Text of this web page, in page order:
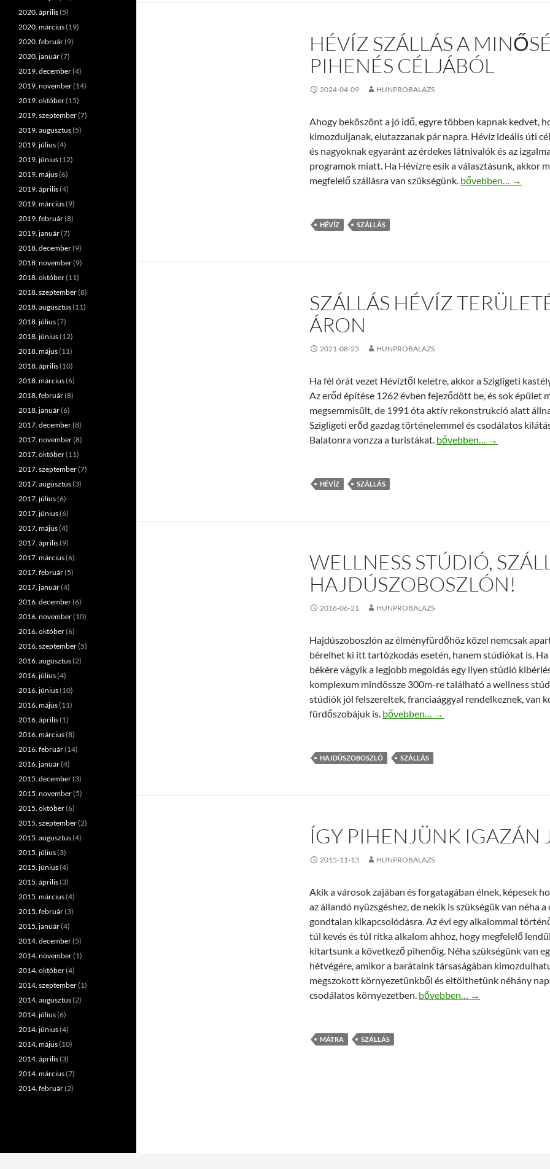
HÉVÍZ SZÁLLÁS A
PIHENÉS CÉLJÁBÓL
2024-04-09 HUNPROBALAZS
Ahogy beköszönt a jó idő, egyre többen kapnak kedvet,
kimozduljanak, elutazzanak pár napra. Hévíz ideális úti
és nagyoknak egyaránt az érdekes látnivalók és az
programok miatt. Ha Hévízre esik a választásunk, akkor
megfelelő szállásra van szükségünk. Hévíz szállás a
bővebben… →
HÉVÍZ SZÁLLÁS
SZÁLLÁS HÉVÍZ
ÁRON
2021-08-25 HUNPROBALAZS
Ha fél órát vezet Hévíztől keletre, akkor a Szigligeti
Az erőd építése 1262 évben fejeződött be, és sok épület
megsemmisült, de 1991 óta aktív rekonstrukció alatt
Szigligeti erőd gazdag történelemmel és csodálatos
Balatonra vonzza a turistákat. Szállás Hévíz területén jó
bővebben… →
HÉVÍZ SZÁLLÁS
WELLNESS STÚDIÓ,
HAJDÚSZOBOSZLÓN!
2016-06-21 HUNPROBALAZS
Hajdúszoboszlón az élményfürdőhöz közel nemcsak
bérelhet ki itt tartózkodás esetén, hanem stúdiókat is. Ha
békére vágyik a legjobb megoldás egy ilyen stúdió
komplexum mindössze 300m-re található a wellness
stúdiók jól felszereltek, franciaággyal rendelkeznek, van
fürdőszobájuk is. Wellness stúdió, szállás
bővebben… →
HAJDÚSZOBOSZLÓ SZÁLLÁS
ÍGY PIHENJÜNK IGAZÁN
2015-11-13 HUNPROBALAZS
Akik a városok zajában és forgatagában élnek, képesek
az állandó nyüzsgéshez, de nekik is szükségük van néha a
gondtalan kikapcsolódásra. Az évi egy alkalommal
túl kevés és túl ritka alkalom ahhoz, hogy megfelelő
kitartsunk a következő pihenőig. Néha szükségünk van
hétvégére, amikor a barátaink társaságában
megszokott környezetünkből és eltölthetünk néhány
csodálatos környezetben. Így pihenjünk igazán jól…
bővebben… →
MÁTRA SZÁLLÁS
2020. április(5)
2020. március(19)
2020. február(9)
2020. január(7)
2019. december(4)
2019. november(14)
2019. október(15)
2019. szeptember(7)
2019. augusztus(5)
2019. július(4)
2019. június(12)
2019. május(6)
2019. április(4)
2019. március(9)
2019. február(8)
2019. január(7)
2018. december(9)
2018. november(9)
2018. október(11)
2018. szeptember(8)
2018. augusztus(11)
2018. július(7)
2018. június(12)
2018. május(11)
2018. április(10)
2018. március(6)
2018. február(8)
2018. január(6)
2017. december(8)
2017. november(8)
2017. október(11)
2017. szeptember(7)
2017. augusztus(3)
2017. július(6)
2017. június(6)
2017. május(4)
2017. április(9)
2017. március(6)
2017. február(5)
2017. január(4)
2016. december(6)
2016. november(10)
2016. október(6)
2016. szeptember(5)
2016. augusztus(2)
2016. július(4)
2016. június(10)
2016. május(11)
2016. április(1)
2016. március(8)
2016. február(14)
2016. január(4)
2015. december(3)
2015. november(5)
2015. október(6)
2015. szeptember(2)
2015. augusztus(4)
2015. július(3)
2015. június(4)
2015. április(3)
2015. március(4)
2015. február(3)
2015. január(4)
2014. december(5)
2014. november(1)
2014. október(4)
2014. szeptember(1)
2014. augusztus(2)
2014. július(6)
2014. június(4)
2014. május(10)
2014. április(3)
2014. március(7)
2014. február(2)